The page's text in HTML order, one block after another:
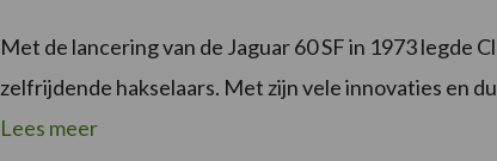
Met de lancering van de Jaguar 60 SF in 1973 legde
zelfrijdende hakselaars. Met zijn vele innovaties en
Lees meer